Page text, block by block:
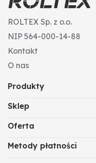
ROLTEX Sp. z o.o.
NIP 564-000-14-88
Kontakt
O nas
Produkty
Sklep
Oferta
Metody płatności